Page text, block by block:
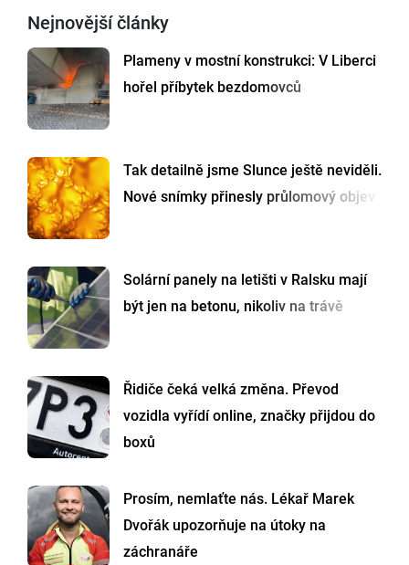
Nejnovější články
Plameny v mostní konstrukci: V Liberci
hořel příbytek bezdomovců
Tak detailně jsme Slunce ještě neviděli.
Nové snímky přinesly průlomový objev
Solární panely na letišti v Ralsku mají
být jen na betonu, nikoliv na trávě
Řidiče čeká velká změna. Převod
vozidla vyřídí online, značky přijdou do
boxů
Prosím, nemlaťte nás. Lékař Marek
Dvořák upozorňuje na útoky na
záchranáře